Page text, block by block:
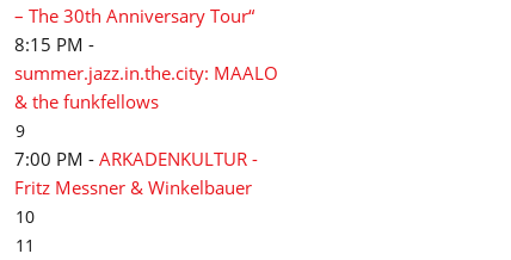
– The 30th Anniversary Tour“
8:15 PM -
summer.jazz.in.the.city: MAALO
& the funkfellows
9
7:00 PM - ARKADENKULTUR -
Fritz Messner & Winkelbauer
10
11